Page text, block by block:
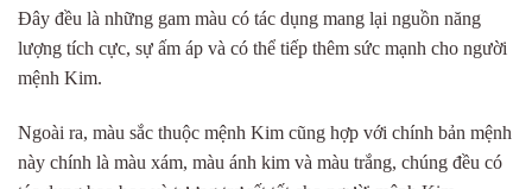
Đây đều là những gam màu có tác dụng mang lại nguồn năng
lượng tích cực, sự ấm áp và có thể tiếp thêm sức mạnh cho người
mệnh Kim.
Ngoài ra, màu sắc thuộc mệnh Kim cũng hợp với chính bản mệnh
này chính là màu xám, màu ánh kim và màu trắng, chúng đều có